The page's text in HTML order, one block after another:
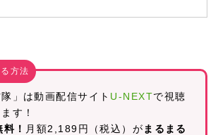
方法
」は動画配信サイト U-NEXTで視聴
す！
！ 月額2,189円（税込）が まるまる